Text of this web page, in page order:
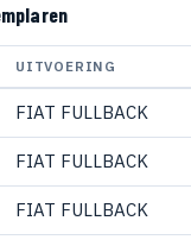
UITVOERING
FIAT FULLBACK
FIAT FULLBACK
FIAT FULLBACK